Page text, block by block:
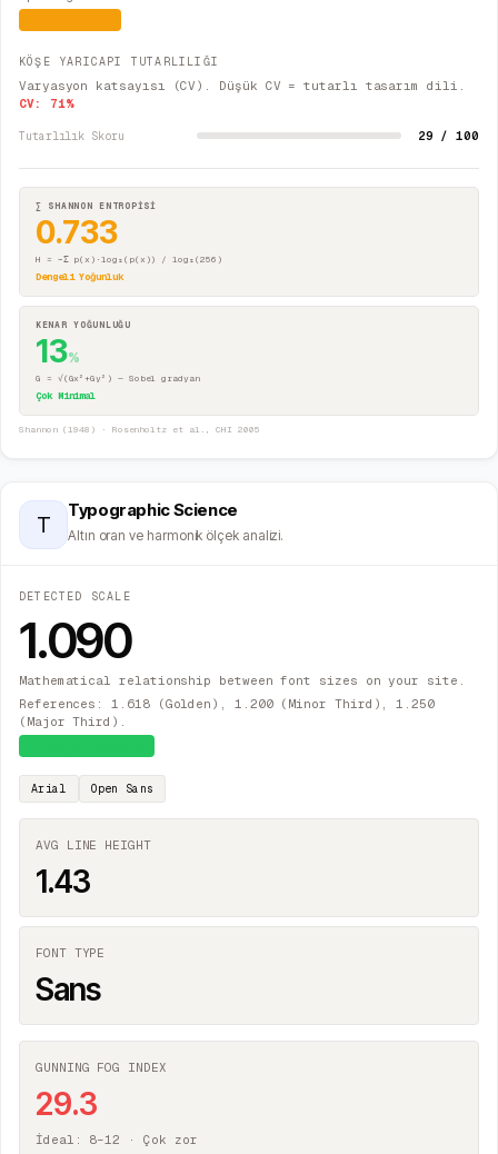
KÖŞE YARICAPI TUTARLILIĞI
Varyasyon katsayısı (CV). Düşük CV = tutarlı tasarım dili.
CV: 71%
Tutarlılık Skoru 29 / 100
∑ SHANNON ENTROPİSİ
0.733
H = −Σ p(x)·log₂(p(x)) / log₂(256)
Dengeli Yoğunluk
KENAR YOĞUNLUĞU
13%
G = √(Gx²+Gy²) — Sobel gradyan
Çok Minimal
Shannon (1948) · Rosenholtz et al., CHI 2005
T
Typographic Science
Altın oran ve harmonik ölçek analizi.
DETECTED SCALE
1.090
Mathematical relationship between font sizes on your site.
References: 1.618 (Golden), 1.200 (Minor Third), 1.250
(Major Third).
Arial Open Sans
AVG LINE HEIGHT
1.43
FONT TYPE
Sans
GUNNING FOG INDEX
29.3
İdeal: 8–12 · Çok zor